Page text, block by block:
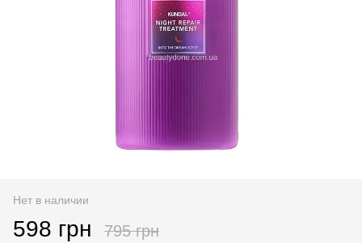
Нет в наличии
598 грн 795 грн